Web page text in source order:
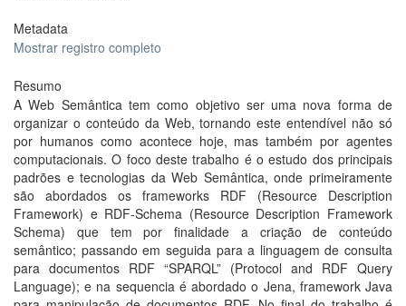
Metadata
Mostrar registro completo
Resumo
A Web Semântica tem como objetivo ser uma nova forma de
organizar o conteúdo da Web, tornando este entendível não só
por humanos como acontece hoje, mas também por agentes
computacionais. O foco deste trabalho é o estudo dos principais
padrões e tecnologias da Web Semântica, onde primeiramente
são abordados os frameworks RDF (Resource Description
Framework) e RDF-Schema (Resource Description Framework
Schema) que tem por finalidade a criação de conteúdo
semântico; passando em seguida para a linguagem de consulta
para documentos RDF “SPARQL” (Protocol and RDF Query
Language); e na sequencia é abordado o Jena, framework Java